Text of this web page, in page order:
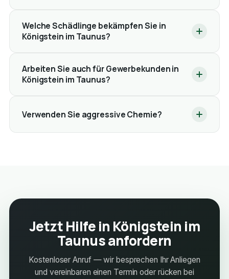
Welche Schädlinge bekämpfen Sie in
Königstein im Taunus?
Arbeiten Sie auch für Gewerbekunden in
Königstein im Taunus?
Verwenden Sie aggressive Chemie?
Jetzt Hilfe in Königstein im
Taunus anfordern
Kostenloser Anruf — wir besprechen Ihr Anliegen
und vereinbaren einen Termin oder rücken bei